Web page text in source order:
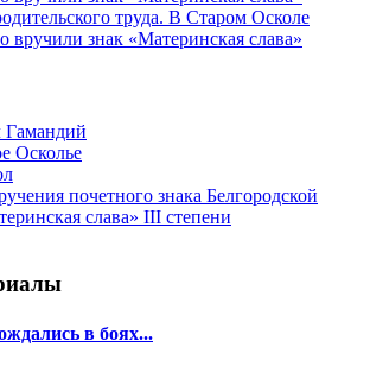
Гамандий
Осколье
почетного знака Белгородской
слава» III степени
в боях...